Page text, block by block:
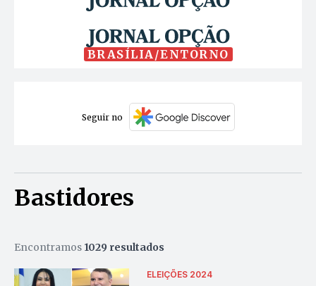
BRASÍLIA/ENTORNO
Seguir no
Bastidores
Encontramos 1029 resultados
ELEIÇÕES 2024